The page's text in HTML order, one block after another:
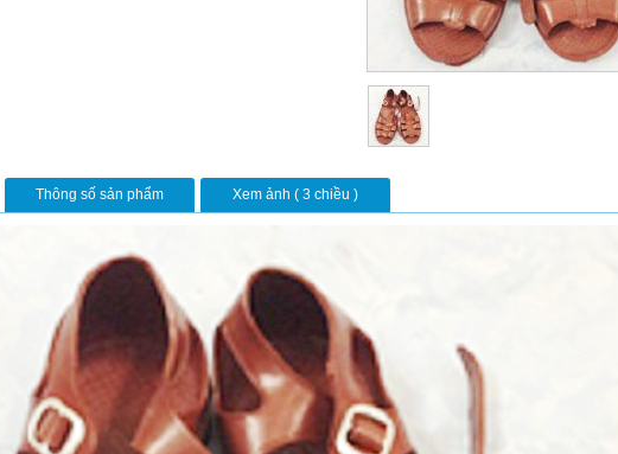
Thông số sản phẩm Xem ảnh ( 3 chiều )